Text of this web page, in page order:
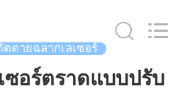
ดตายฉลากเลเซอร์
ซอร์ตราดแบบปรับ